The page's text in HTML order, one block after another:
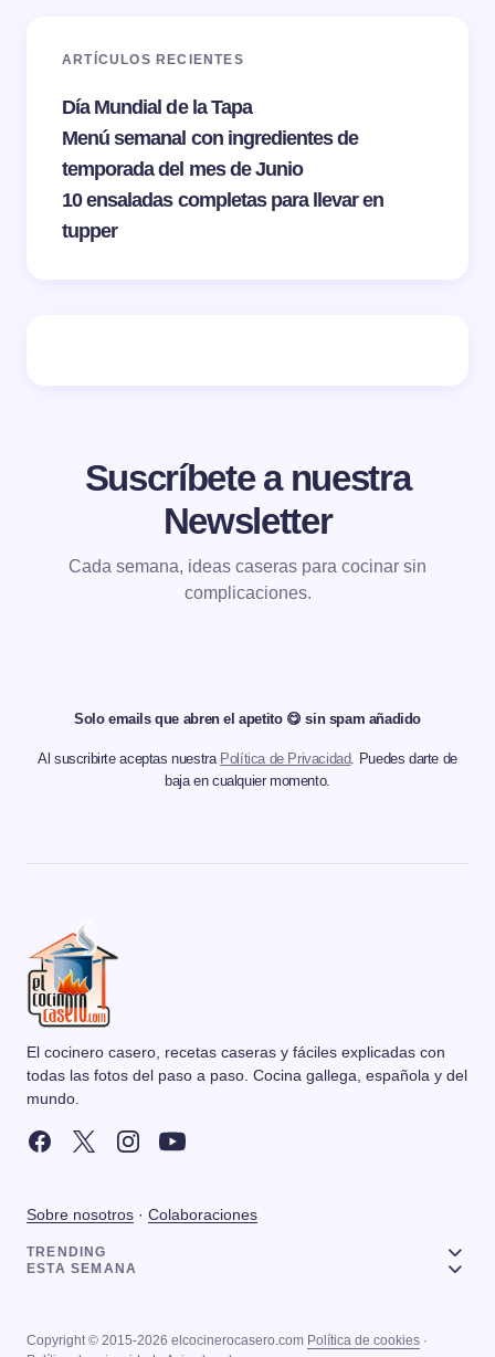
ARTÍCULOS RECIENTES
Día Mundial de la Tapa
Menú semanal con ingredientes de
temporada del mes de Junio
10 ensaladas completas para llevar en
tupper
Suscríbete a nuestra
Newsletter
Cada semana, ideas caseras para cocinar sin
complicaciones.
Solo emails que abren el apetito 😋 sin spam añadido
Al suscribirte aceptas nuestra Política de Privacidad. Puedes darte de
baja en cualquier momento.
El cocinero casero, recetas caseras y fáciles explicadas con
todas las fotos del paso a paso. Cocina gallega, española y del
mundo.
Sobre nosotros · Colaboraciones
TRENDING
ESTA SEMANA
Copyright © 2015-2026 elcocinerocasero.com Política de cookies ·